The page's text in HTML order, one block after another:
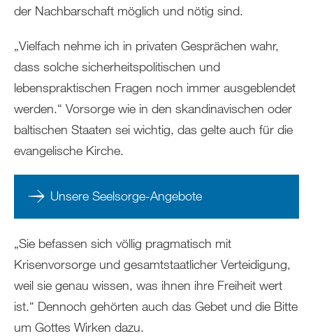
der Nachbarschaft möglich und nötig sind.
„Vielfach nehme ich in privaten Gesprächen wahr,
dass solche sicherheitspolitischen und
lebenspraktischen Fragen noch immer ausgeblendet
werden.“ Vorsorge wie in den skandinavischen oder
baltischen Staaten sei wichtig, das gelte auch für die
evangelische Kirche.
Unsere Seelsorge-Angebote
„Sie befassen sich völlig pragmatisch mit
Krisenvorsorge und gesamtstaatlicher Verteidigung,
weil sie genau wissen, was ihnen ihre Freiheit wert
ist.“ Dennoch gehörten auch das Gebet und die Bitte
um Gottes Wirken dazu.